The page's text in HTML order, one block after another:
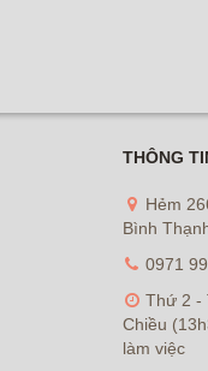
THÔNG
Hẻm
Bình
0971
Thứ 2 -
Chiều
làm việc